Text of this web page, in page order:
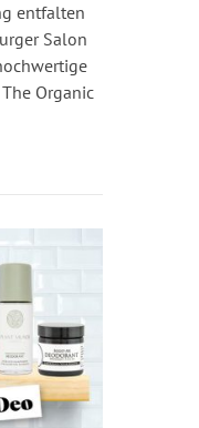
entfalten
Salon
Organic